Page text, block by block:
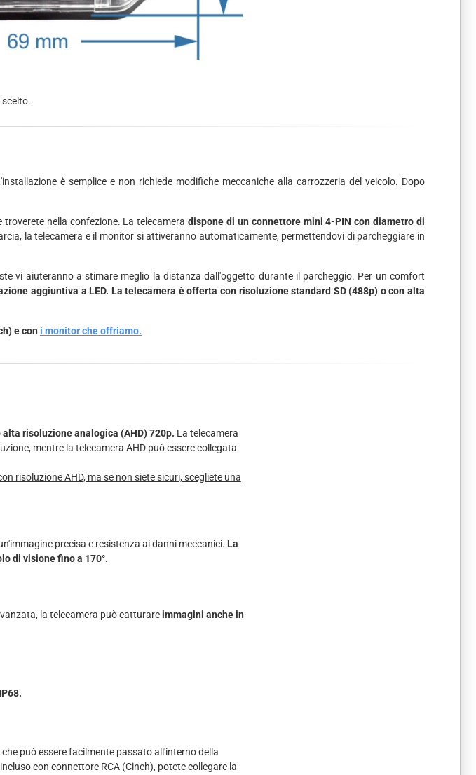
è semplice e non richiede modifiche meccaniche alla carrozzeria del veicolo. Dopo
troverete nella confezione. La telecameradispone di un connettore mini 4-PIN con diametro di
la telecamera e il monitor si attiveranno automaticamente, permettendovi di parcheggiare in
vi aiuteranno a stimare meglio la distanza dall'oggetto durante il parcheggio. Per un comfort
aggiuntiva a LED. La telecamera è offerta con risoluzione standard SD (488p) o con alta
e con i monitor che offriamo.
risoluzione analogica (AHD) 720p. La telecamera
mentre la telecamera AHD può essere collegata
risoluzione AHD, ma se non siete sicuri, scegliete una
precisa e resistenza ai danni meccanici. La
di visione fino a 170°.
la telecamera può catturareimmagini anche in
che può essere facilmente passato all'interno della
con connettore RCA (Cinch), potete collegare la